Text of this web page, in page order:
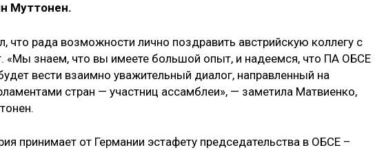
Муттонен.
что рада возможности лично поздравить австрийскую коллегу с
«Мы знаем, что вы имеете большой опыт, и надеемся, что ПА ОБСЕ
вести взаимно уважительный диалог, направленный на
стран — участниц ассамблеи», — заметила Матвиенко,
принимает от Германии эстафету председательства в ОБСЕ –